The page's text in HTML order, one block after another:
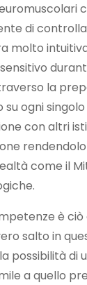
di
molto
la
ogni
con altri
rendendolo
come il
è ciò
salto in
possibilità di
a quello